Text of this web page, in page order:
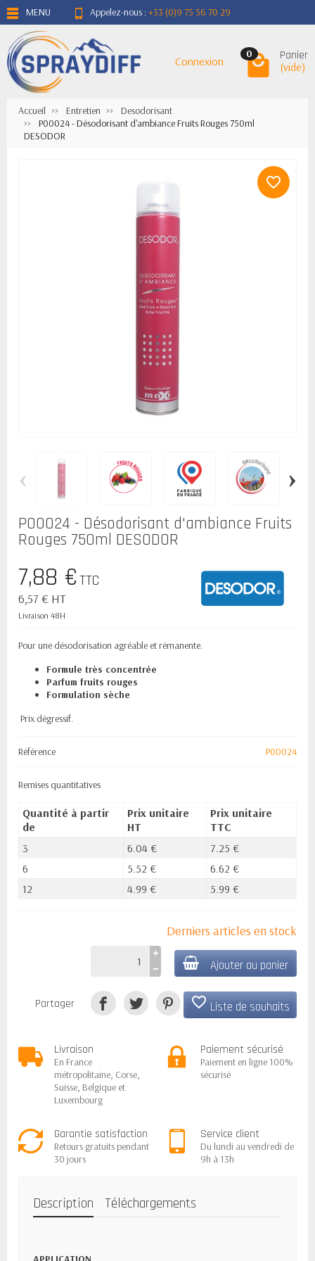
MENU Appelez-nous :+33 (0)9 75 56 70 29
Connexion
0 Panier
(vide)
Accueil Entretien
Desodorisant
P00024 - Désodorisant d'ambiance Fruits Rouges 750ml
DESODOR
favorite_border
‹ ›
P00024 - Désodorisant d'ambiance Fruits
Rouges 750ml DESODOR
7,88 €TTC
6,57 € HT
Livraison 48H
Pour une désodorisation agréable et rémanente.
Formule très concentrée
Parfum fruits rouges
Formulation sèche
Prix dégressif.
Référence P00024
Remises quantitatives
Quantité à partir
de
Prix unitaire
HT
Prix unitaire
TTC
3
6.04 €
7.25 €
6
5.52 €
6.62 €
12
4.99 € 5.99 €
Derniers articles en stock
Ajouter au panier
favorite_border Liste de souhaits
Partager
Livraison
En France
métropolitaine, Corse,
Suisse, Belgique et
Luxembourg
Paiement sécurisé
Paiement en ligne 100%
sécurisé
Garantie satisfaction
Retours gratuits pendant
30 jours
Service client
Du lundi au vendredi de
9h à 13h
Description Téléchargements